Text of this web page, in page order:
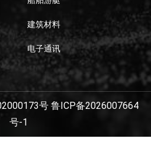
建筑材料
电子通讯
号 鲁ICP备2026007664
号-1